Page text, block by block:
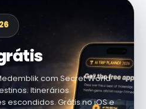
com Secret World
Itinerários
escondidos. Grátis no iOS e